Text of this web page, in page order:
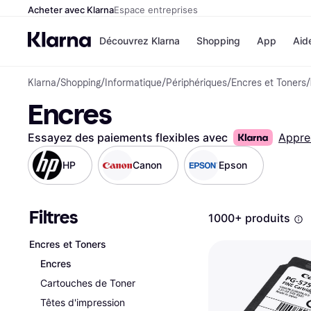
Acheter avec KlarnaEspace entreprises
Découvrez Klarna
Options de
Payer maintenant
Paiement en 3 fois
Paiement à 30 jours
Klarna sur Apple Pay
Shopping
Magasins
Temu
Voir tous les
App
Klarna/Shopping/ Informatique/Périphériques/Encres et Toners/
Encres
Essayez des paiements flexibles avec
HP Canon Epson
Filtres
Encres et Toners
Encres
Cartouches de Toner
Têtes d'impression
1000+ produits